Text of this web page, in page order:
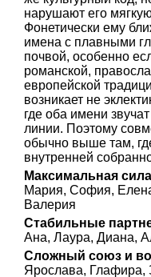
нарушают его
Фонетически ему
имена с плавными
почвой, особенно
романской,
европейской
возникает не
где оба имени
линии. Поэтому
обычно выше там,
внутренней
Максимальная
Мария, София,
Валерия
Стабильные
Ана, Лаура, Диана,
Сложный союз и
Ярослава, Глафира,